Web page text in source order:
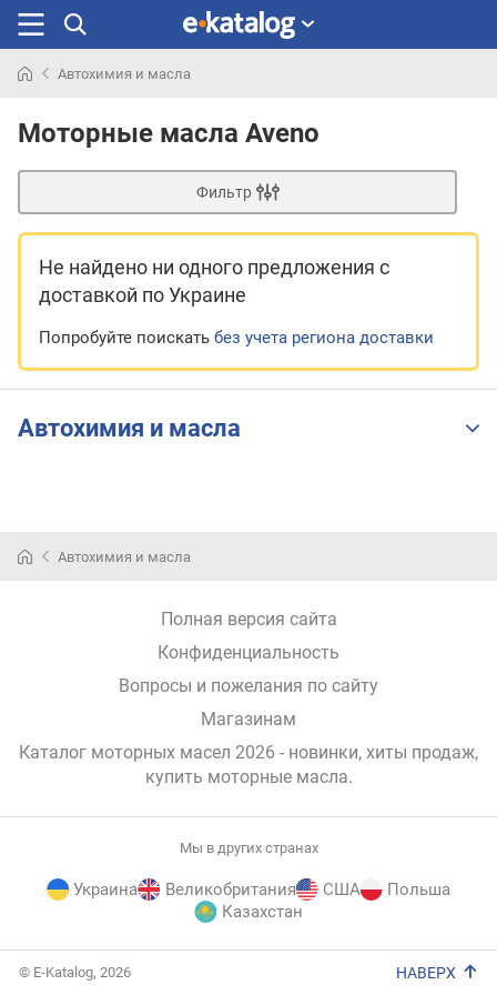
раньше
Автохимия и масла
Моторные масла Aveno
Фильтр
Не найдено ни одного предложения с
доставкой по Украине
Попробуйте поискать без учета региона доставки
Автохимия и масла
Автохимия и масла
Полная версия сайта
Конфиденциальность
Вопросы и пожелания по сайту
Магазинам
Каталог моторных масел 2026 - новинки, хиты продаж,
купить моторные масла.
Мы в других странах
Украина Великобритания США
Польша
Казахстан
© E-Katalog, 2026 НАВЕРХ